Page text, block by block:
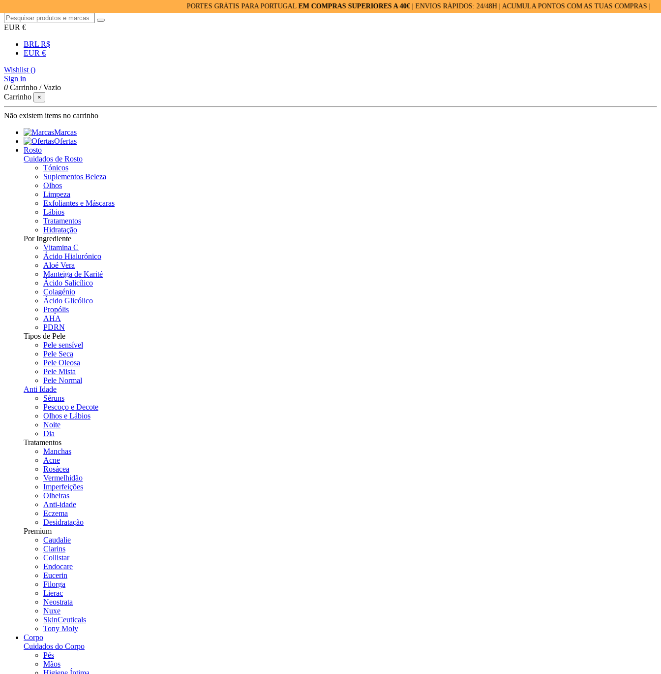
PORTES GRÁTIS PARA PORTUGALEM COMPRAS SUPERIORES A 40€| ENVIOS RÁPIDOS: 24/48H | ACUMULA PONTOS COM AS TUAS COMPRAS |
EUR €
BRL R$
EUR €
Wishlist ()
Sign in
0 Carrinho /Vazio
Carrinho
×
Não existem items no carrinho
Marcas
Ofertas
Rosto
Cuidados de Rosto
Tónicos
Suplementos Beleza
Olhos
Limpeza
Exfoliantes e Máscaras
Lábios
Tratamentos
Hidratação
Por Ingrediente
Vitamina C
Ácido Hialurónico
Aloé Vera
Manteiga de Karité
Ácido Salicílico
Colagénio
Ácido Glicólico
Propólis
AHA
PDRN
Tipos de Pele
Pele sensível
Pele Seca
Pele Oleosa
Pele Mista
Pele Normal
Anti Idade
Séruns
Pescoço e Decote
Olhos e Lábios
Noite
Dia
Tratamentos
Manchas
Acne
Rosácea
Vermelhidão
Imperfeições
Olheiras
Anti-idade
Eczema
Desidratação
Premium
Caudalie
Clarins
Collistar
Endocare
Eucerin
Filorga
Lierac
Neostrata
Nuxe
SkinCeuticals
Tony Moly
Corpo
Cuidados do Corpo
Pés
Mãos